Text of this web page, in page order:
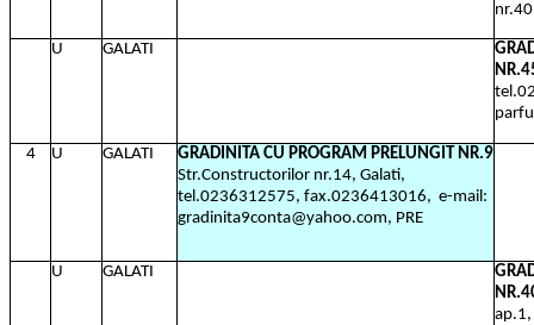
U GALATI
4 U GALATI
GRADINITA CU PROGRAM PRELUNGIT NR.9
Str.Constructorilor nr.14, Galati,
tel.0236312575, fax.0236413016, e-mail:
gradinita9conta@yahoo.com, PRE
U GALATI